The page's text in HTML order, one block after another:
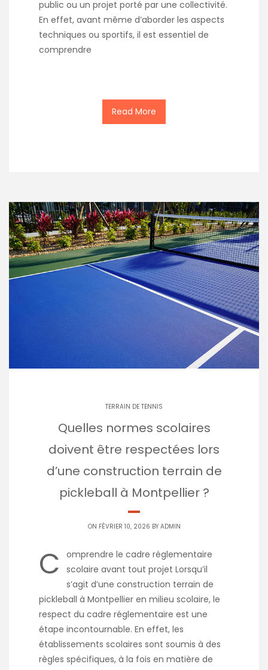
public ou un projet porté par une collectivité.
En effet, avant même d’aborder les aspects
techniques ou sportifs, il est essentiel de
comprendre
Read More
TERRAIN DE TENNIS
Quelles normes scolaires
doivent être respectées lors
d’une construction terrain de
pickleball à Montpellier ?
ON FÉVRIER 10, 2026 BY ADMIN
C
omprendre le cadre réglementaire
scolaire avant tout projet Lorsqu’il
s’agit d’une construction terrain de
pickleball à Montpellier en milieu scolaire, le
respect du cadre réglementaire est une
étape incontournable. En effet, les
établissements scolaires sont soumis à des
règles spécifiques, à la fois en matière de